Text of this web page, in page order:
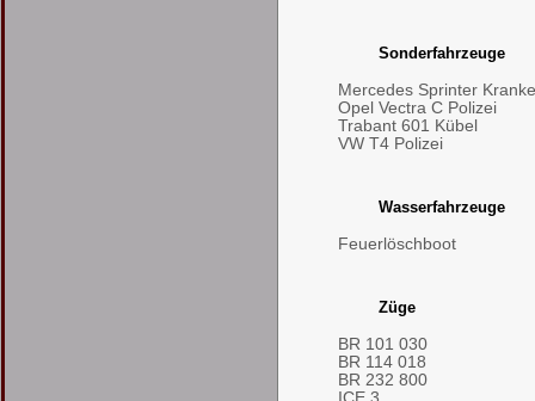
Sonderfahrzeuge
Mercedes Sprinter
Opel Vectra C Polizei
Trabant 601 Kübel
VW T4 Polizei
Wasserfahrzeuge
Feuerlöschboot
Züge
BR 101 030
BR 114 018
BR 232 800